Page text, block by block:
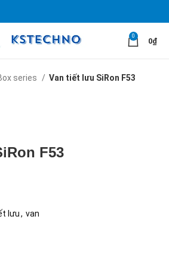
0
0₫
series Van tiết lưu SiRon F53
F53
lưu, van